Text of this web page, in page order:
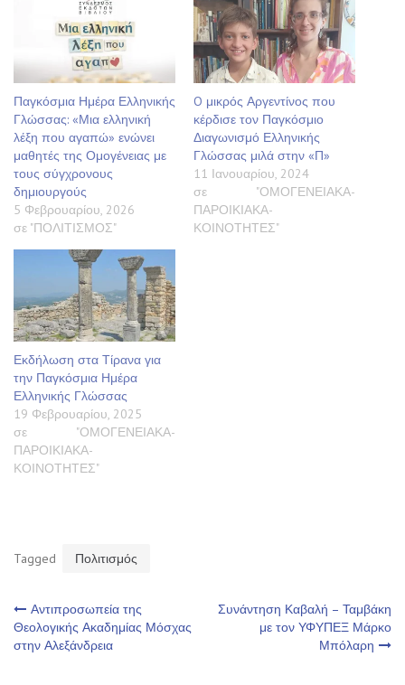
Παγκόσμια Ημέρα Ελληνικής
Γλώσσας: «Μια ελληνική
λέξη που αγαπώ» ενώνει
μαθητές της Ομογένειας με
τους σύγχρονους
δημιουργούς
5 Φεβρουαρίου, 2026
σε "ΠΟΛΙΤΙΣΜΟΣ"
O μικρός Αργεντίνος που
κέρδισε τον Παγκόσμιο
Διαγωνισμό Ελληνικής
Γλώσσας μιλά στην «Π»
11 Ιανουαρίου, 2024
σε "ΟΜΟΓΕΝΕΙΑΚΑ-
ΠΑΡΟΙΚΙΑΚΑ-
ΚΟΙΝΟΤΗΤΕΣ"
Εκδήλωση στα Τίρανα για
την Παγκόσμια Ημέρα
Ελληνικής Γλώσσας
19 Φεβρουαρίου, 2025
σε "ΟΜΟΓΕΝΕΙΑΚΑ-
ΠΑΡΟΙΚΙΑΚΑ-
ΚΟΙΝΟΤΗΤΕΣ"
Tagged Πολιτισμός
Πλοήγηση
άρθρων
Αντιπροσωπεία της
Θεολογικής Ακαδημίας Μόσχας
στην Αλεξάνδρεια
Συνάντηση Καβαλή – Ταμβάκη
με τον ΥΦΥΠΕΞ Μάρκο
Μπόλαρη